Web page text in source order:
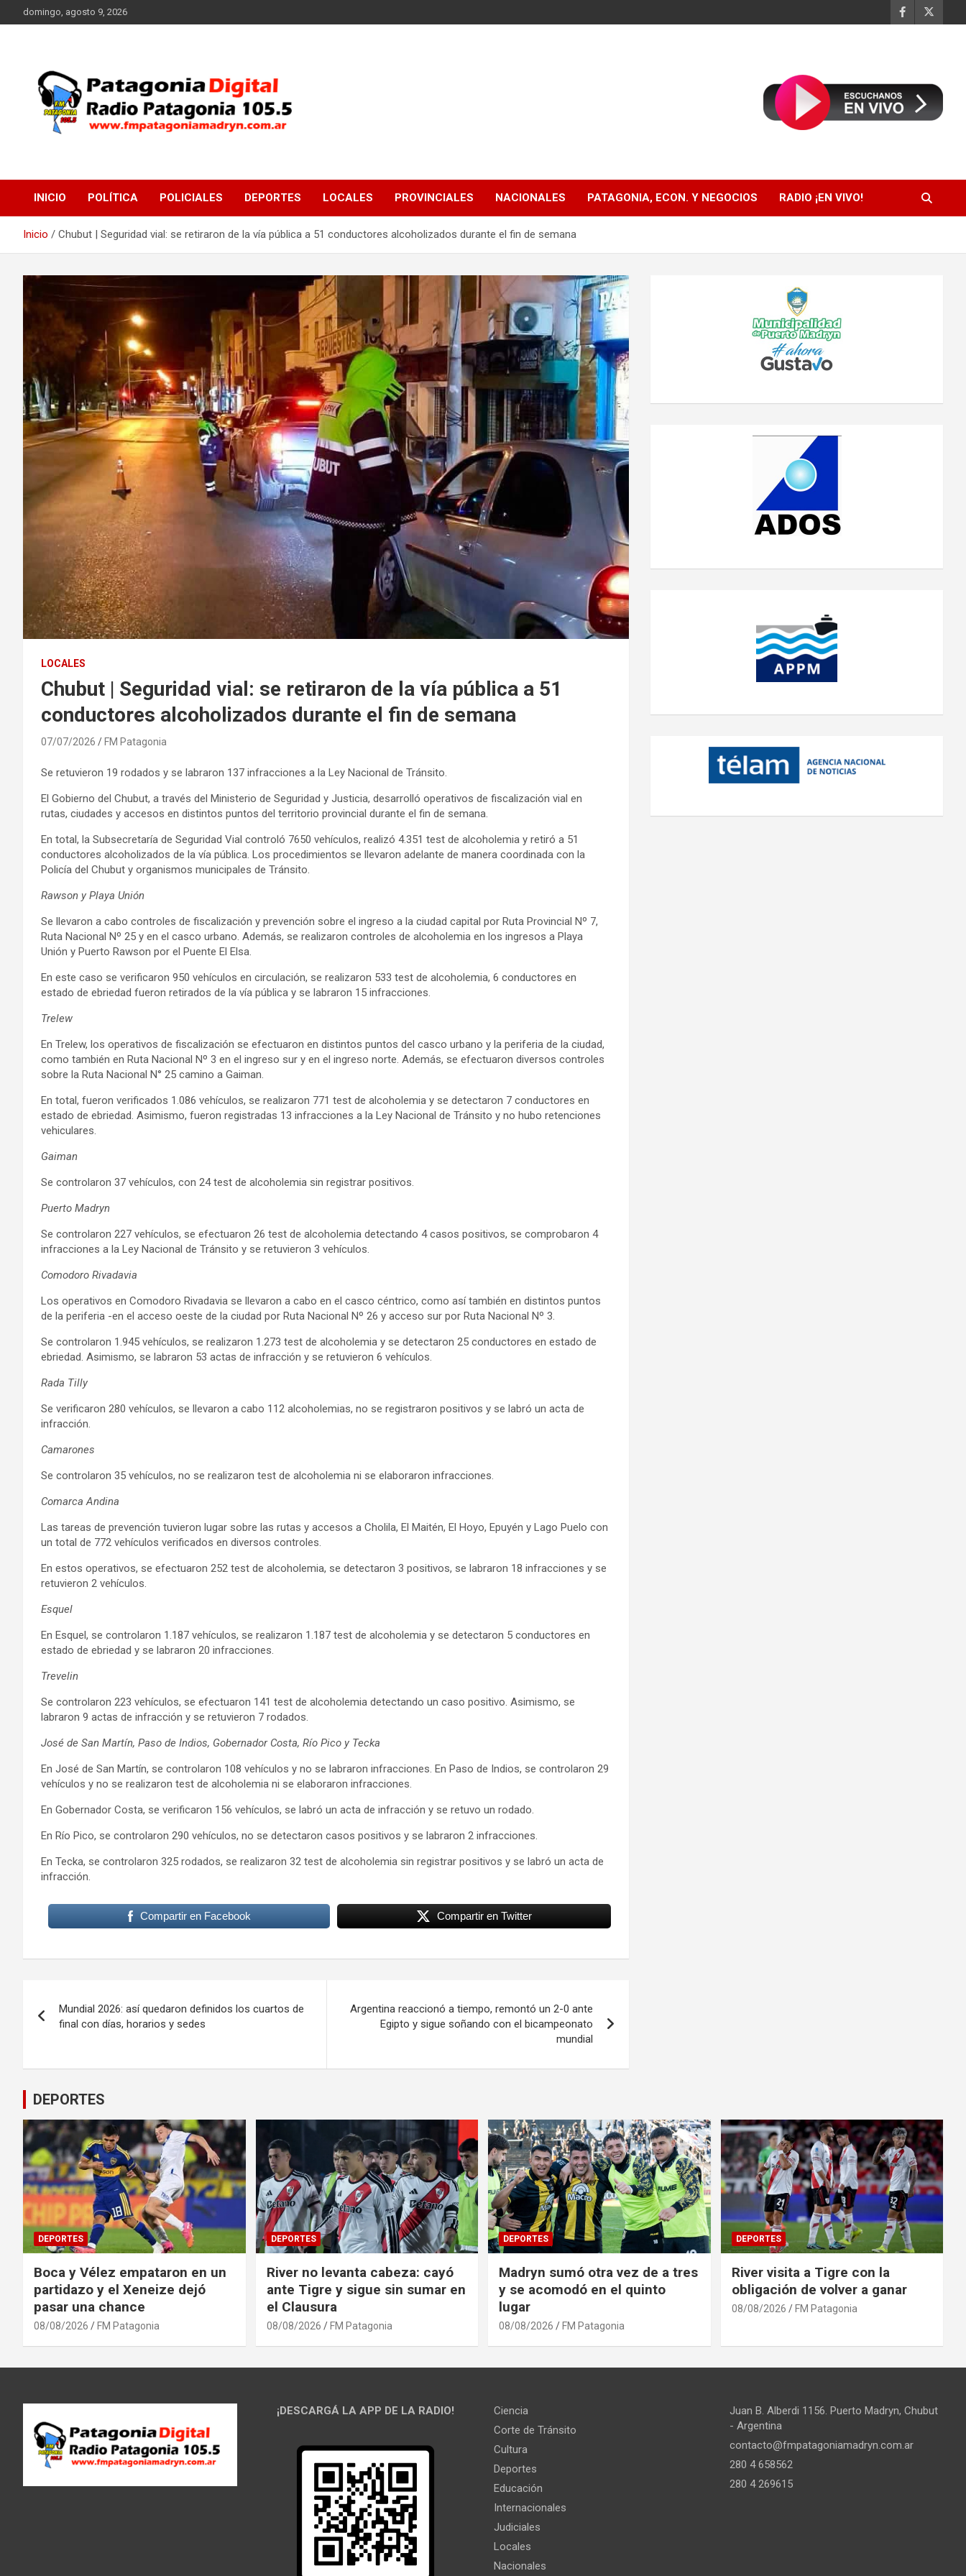
al
domingo, agosto 9, 2026
FM Patagonia Madryn
INICIO POLÍTICA POLICIALES DEPORTES LOCALES PROVINCIALES NACIONALES PATAGONIA, ECON. Y NEGOCIOS RADIO ¡EN VIVO!
Inicio Chubut | Seguridad vial: se retiraron de la vía pública a 51 conductores alcoholizados durante el fin de semana
LOCALES
Chubut | Seguridad vial: se retiraron de la vía pública a 51
conductores alcoholizados durante el fin de semana
07/07/2026 FM Patagonia
Se retuvieron 19 rodados y se labraron 137 infracciones a la Ley Nacional de Tránsito.
El Gobierno del Chubut, a través del Ministerio de Seguridad y Justicia, desarrolló operativos de fiscalización vial en
rutas, ciudades y accesos en distintos puntos del territorio provincial durante el fin de semana.
En total, la Subsecretaría de Seguridad Vial controló 7650 vehículos, realizó 4.351 test de alcoholemia y retiró a 51
conductores alcoholizados de la vía pública. Los procedimientos se llevaron adelante de manera coordinada con la
Policía del Chubut y organismos municipales de Tránsito.
Rawson y Playa Unión
Se llevaron a cabo controles de fiscalización y prevención sobre el ingreso a la ciudad capital por Ruta Provincial Nº 7,
Ruta Nacional Nº 25 y en el casco urbano. Además, se realizaron controles de alcoholemia en los ingresos a Playa
Unión y Puerto Rawson por el Puente El Elsa.
En este caso se verificaron 950 vehículos en circulación, se realizaron 533 test de alcoholemia, 6 conductores en
estado de ebriedad fueron retirados de la vía pública y se labraron 15 infracciones.
Trelew
En Trelew, los operativos de fiscalización se efectuaron en distintos puntos del casco urbano y la periferia de la ciudad,
como también en Ruta Nacional Nº 3 en el ingreso sur y en el ingreso norte. Además, se efectuaron diversos controles
sobre la Ruta Nacional N° 25 camino a Gaiman.
En total, fueron verificados 1.086 vehículos, se realizaron 771 test de alcoholemia y se detectaron 7 conductores en
estado de ebriedad. Asimismo, fueron registradas 13 infracciones a la Ley Nacional de Tránsito y no hubo retenciones
vehiculares.
Gaiman
Se controlaron 37 vehículos, con 24 test de alcoholemia sin registrar positivos.
Puerto Madryn
Se controlaron 227 vehículos, se efectuaron 26 test de alcoholemia detectando 4 casos positivos, se comprobaron 4
infracciones a la Ley Nacional de Tránsito y se retuvieron 3 vehículos.
Comodoro Rivadavia
Los operativos en Comodoro Rivadavia se llevaron a cabo en el casco céntrico, como así también en distintos puntos
de la periferia -en el acceso oeste de la ciudad por Ruta Nacional Nº 26 y acceso sur por Ruta Nacional Nº 3.
Se controlaron 1.945 vehículos, se realizaron 1.273 test de alcoholemia y se detectaron 25 conductores en estado de
ebriedad. Asimismo, se labraron 53 actas de infracción y se retuvieron 6 vehículos.
Rada Tilly
Se verificaron 280 vehículos, se llevaron a cabo 112 alcoholemias, no se registraron positivos y se labró un acta de
infracción.
Camarones
Se controlaron 35 vehículos, no se realizaron test de alcoholemia ni se elaboraron infracciones.
Comarca Andina
Las tareas de prevención tuvieron lugar sobre las rutas y accesos a Cholila, El Maitén, El Hoyo, Epuyén y Lago Puelo con
un total de 772 vehículos verificados en diversos controles.
En estos operativos, se efectuaron 252 test de alcoholemia, se detectaron 3 positivos, se labraron 18 infracciones y se
retuvieron 2 vehículos.
Esquel
En Esquel, se controlaron 1.187 vehículos, se realizaron 1.187 test de alcoholemia y se detectaron 5 conductores en
estado de ebriedad y se labraron 20 infracciones.
Trevelin
Se controlaron 223 vehículos, se efectuaron 141 test de alcoholemia detectando un caso positivo. Asimismo, se
labraron 9 actas de infracción y se retuvieron 7 rodados.
José de San Martín, Paso de Indios, Gobernador Costa, Río Pico y Tecka
En José de San Martín, se controlaron 108 vehículos y no se labraron infracciones. En Paso de Indios, se controlaron 29
vehículos y no se realizaron test de alcoholemia ni se elaboraron infracciones.
En Gobernador Costa, se verificaron 156 vehículos, se labró un acta de infracción y se retuvo un rodado.
En Río Pico, se controlaron 290 vehículos, no se detectaron casos positivos y se labraron 2 infracciones.
En Tecka, se controlaron 325 rodados, se realizaron 32 test de alcoholemia sin registrar positivos y se labró un acta de
infracción.
Compartir en Facebook Compartir en Twitter
de
Mundial 2026: así quedaron definidos los cuartos de
final con días, horarios y sedes
Argentina reaccionó a tiempo, remontó un 2-0 ante
Egipto y sigue soñando con el bicampeonato
mundial
DEPORTES
DEPORTES
Boca y Vélez empataron en un
partidazo y el Xeneize dejó
pasar una chance
08/08/2026 FM Patagonia
DEPORTES
River no levanta cabeza: cayó
ante Tigre y sigue sin sumar en
el Clausura
08/08/2026 FM Patagonia
DEPORTES
Madryn sumó otra vez de a tres
y se acomodó en el quinto
lugar
08/08/2026 FM Patagonia
DEPORTES
River visita a Tigre con la
obligación de volver a ganar
08/08/2026 FM Patagonia
¡DESCARGÁ LA APP DE LA RADIO!
Ciencia
Corte de Tránsito
Cultura
Deportes
Educación
Internacionales
Judiciales
Locales
Nacionales
Juan B. Alberdi 1156. Puerto Madryn, Chubut
- Argentina
contacto@fmpatagoniamadryn.com.ar
280 4 658562
280 4 269615